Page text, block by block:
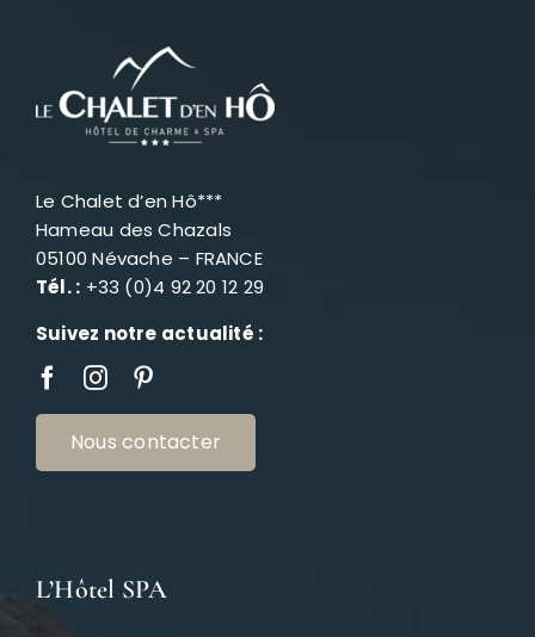
Le Chalet d’en Hô***
Hameau des Chazals
05100 Névache – FRANCE
Tél. : +33 (0)4 92 20 12 29
Suivez notre actualité :
Nous contacter
L’Hôtel SPA